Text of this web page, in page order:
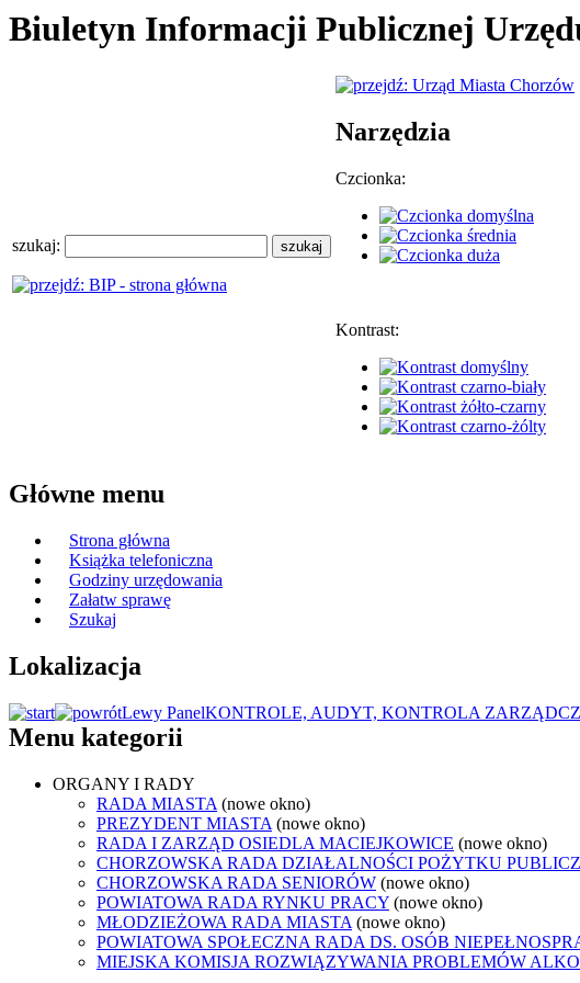
Biuletyn Informacji Publicznej
szukaj:
Narzędzia
Czcionka:
Kontrast:
Główne menu
Strona główna
Książka telefoniczna
Godziny urzędowania
Załatw sprawę
Szukaj
Lokalizacja
Lewy PanelKONTROLE, AUDYT, KONTROLA
Menu kategorii
ORGANY I RADY
RADA MIASTA (nowe okno)
PREZYDENT MIASTA (nowe okno)
RADA I ZARZĄD OSIEDLA MACIEJKOWICE (nowe okno)
CHORZOWSKA RADA DZIAŁALNOŚCI POŻYTKU
CHORZOWSKA RADA SENIORÓW (nowe okno)
POWIATOWA RADA RYNKU PRACY (nowe okno)
MŁODZIEŻOWA RADA MIASTA (nowe okno)
POWIATOWA SPOŁECZNA RADA DS. OSÓB
MIEJSKA KOMISJA ROZWIĄZYWANIA PROBLEMÓW